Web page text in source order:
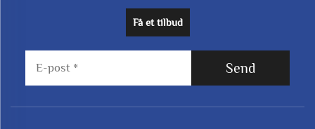
Få et tilbud
Send